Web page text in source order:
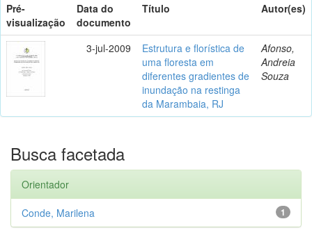
Pré-
visualização
Data do
documento
Título Autor(es)
3-jul-2009
Estrutura e florística de
uma floresta em
diferentes gradientes de
inundação na restinga
da Marambaia, RJ
Afonso,
Andreia
Souza
Busca facetada
Orientador
1
Conde, Marilena